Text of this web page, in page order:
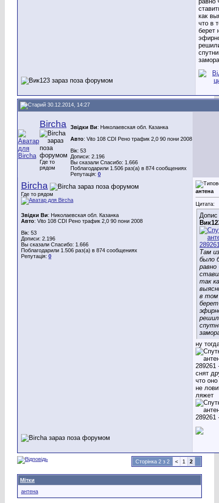
как
что в
берет
30.12.2014, 14:27
Bircha
Где то
рядом
Звідки Ви: Николаевская обл. Казанка
Авто: Vito 108 CDI Рено трафик 2,0 90 пони 2008
Вік: 53
Дописи: 2.196
Вы сказали Спасибо: 1.666
Поблагодарили 1.506 раз(а) в 874 сообщениях
Репутація: 0
Bircha
Где то рядом
Звідки Ви: Николаевская обл. Казанка
Авто: Vito 108 CDI Рено трафик 2,0 90 пони 2008
Вік: 53
Дописи: 2.196
Вы сказали Спасибо: 1.666
Поблагодарили 1.506 раз(а) в 874 сообщениях
Репутація: 0
антена
Цитата:
Допис
Там
было
так
в
ну
снят
что
не
ляжет
Сторінка 2 з 2 < 1 2
Мітки
антена